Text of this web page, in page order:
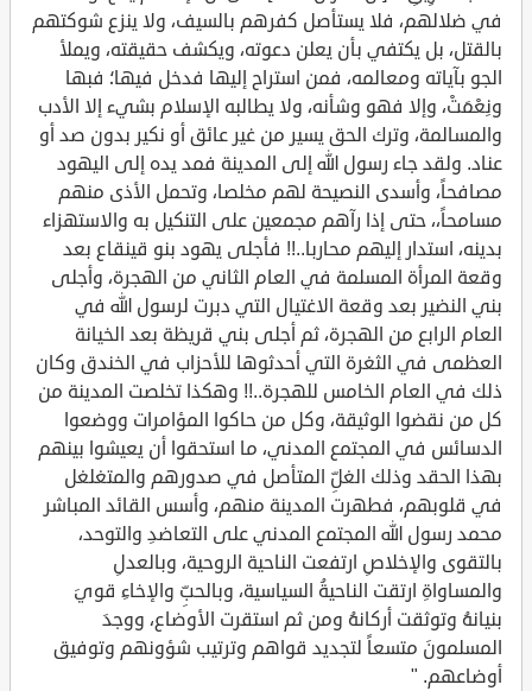
في ضلالهم، فلا يستأصل كفرهم بالسيف، ولا ينزع شوكتهم
بالقتل، بل يكتفي بأن يعلن دعوته، ويكشف حقيقته، ويملأ
الجو بآياته ومعالمه، فمن استراح إليها فدخل فيها؛ فبها
ونِعْمَتْ، وإلا فهو وشأنه، ولا يطالبه الإسلام بشيء إلا الأدب
والمسالمة، وترك الحق يسير من غير عائق أو نكير بدون صد أو
عناد. ولقد جاء رسول الله إلى المدينة فمد يده إلى اليهود
مصافحاً، وأسدى النصيحة لهم مخلصا، وتحمل الأذى منهم
مسامحاً،، حتى إذا رآهم مجمعين على التنكيل به والاستهزاء
بدينه، استدار إليهم محاربا..!! فأجلى يهود بنو قينقاع بعد
وقعة المرأة المسلمة في العام الثاني من الهجرة، وأجلى
بني النضير بعد وقعة الاغتيال التي دبرت لرسول الله في
العام الرابع من الهجرة، ثم أجلى بني قريظة بعد الخيانة
العظمى في الثغرة التي أحدثوها للأحزاب في الخندق وكان
ذلك في العام الخامس للهجرة..!! وهكذا تخلصت المدينة من
كل من نقضوا الوثيقة، وكل من حاكوا المؤامرات ووضعوا
الدسائس في المجتمع المدني، ما استحقوا أن يعيشوا بينهم
بهذا الحقد وذلك الغلِّ المتأصل في صدورهم والمتغلغل
في قلوبهم، فطهرت المدينة منهم، وأسس القائد المباشر
محمد رسول الله المجتمع المدني على التعاضدِ والتوحد،
بالتقوى والإخلاصِ ارتفعت الناحية الروحية، وبالعدلِ
والمساواةِ ارتقت الناحيةُ السياسية، وبالحبِّ والإخاءِ قويَ
بنيانهُ وتوثقت أركانهُ ومن ثم استقرت الأوضاع، ووجدَ
المسلمونَ متسعاً لتجديد قواهم وترتيب شؤونهم وتوفيق
أوضاعهم. "